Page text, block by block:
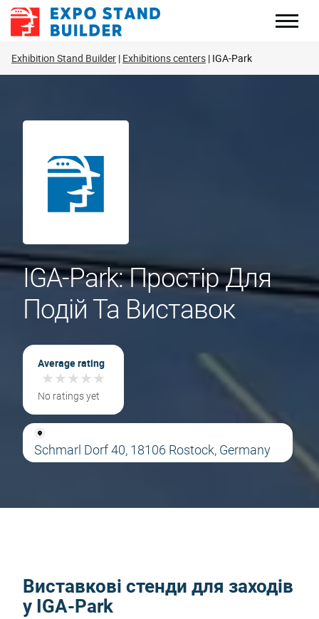
Перейти
Exhibition Stand Builder Exhibitions centers IGA-Park
IGA-Park: Простір Для
Подій Та Виставок
Average rating
★★★★★
★★★★★
No ratings yet
Schmarl Dorf 40, 18106 Rostock, Germany
Виставкові стенди для заходів
у IGA-Park